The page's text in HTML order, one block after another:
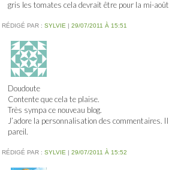
gris les tomates cela devrait être pour la mi-
RÉDIGÉ PAR : SYLVIE | 29/07/2011 À 15:51
Doudoute
Contente que cela te plaise.
Très sympa ce nouveau blog.
J’adore la personnalisation des commentaires.
pareil.
RÉDIGÉ PAR : SYLVIE | 29/07/2011 À 15:52